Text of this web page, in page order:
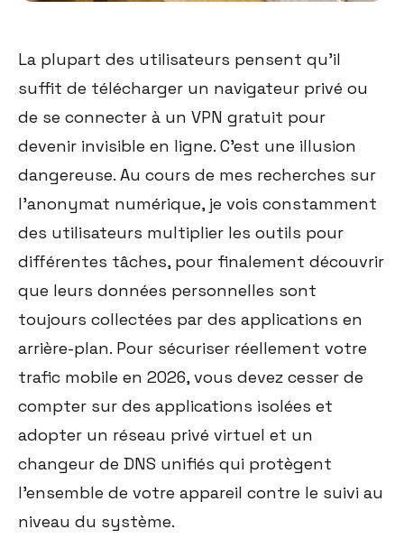
La plupart des utilisateurs pensent qu'il
suffit de télécharger un navigateur privé ou
de se connecter à un VPN gratuit pour
devenir invisible en ligne. C'est une illusion
dangereuse. Au cours de mes recherches sur
l'anonymat numérique, je vois constamment
des utilisateurs multiplier les outils pour
différentes tâches, pour finalement découvrir
que leurs données personnelles sont
toujours collectées par des applications en
arrière-plan. Pour sécuriser réellement votre
trafic mobile en 2026, vous devez cesser de
compter sur des applications isolées et
adopter un réseau privé virtuel et un
changeur de DNS unifiés qui protègent
l'ensemble de votre appareil contre le suivi au
niveau du système.